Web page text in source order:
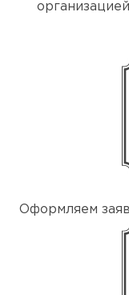
Оформляем